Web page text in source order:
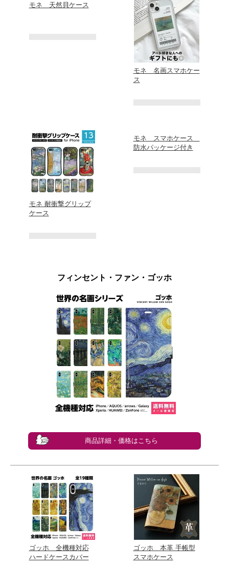
モネ 天然貝ケース
モネ 名画スマホケー
ス
モネ 耐衝撃グリップ
ケース
モネ スマホケース
防水パッケージ付き
フィンセント・ファン・ゴッホ
商品詳細・価格はこちら
ゴッホ 全機種対応
ハードケースカバー
ゴッホ 本革 手帳型
スマホケース